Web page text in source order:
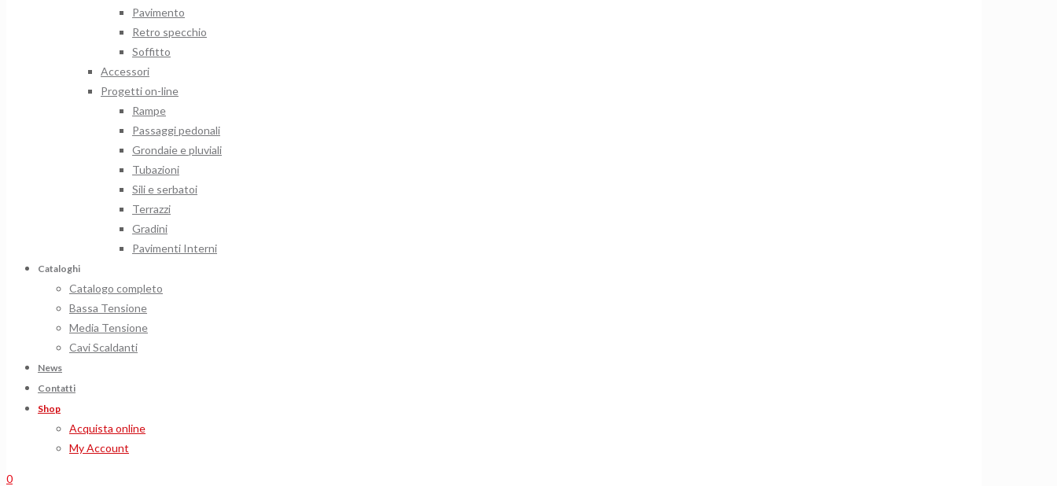
Pavimento
Retro specchio
Soffitto
Accessori
Progetti on-line
Rampe
Passaggi pedonali
Grondaie e pluviali
Tubazioni
Sili e serbatoi
Terrazzi
Gradini
Pavimenti Interni
Cataloghi
Catalogo completo
Bassa Tensione
Media Tensione
Cavi Scaldanti
News
Contatti
Shop
Acquista online
My Account
0